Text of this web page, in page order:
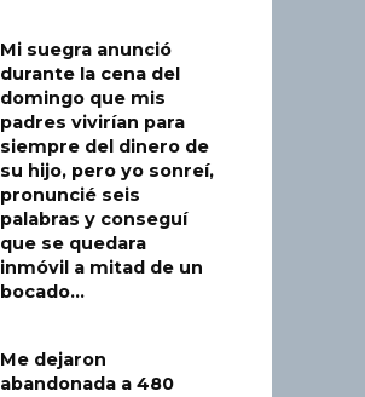
Mi suegra anunció
durante la cena del
domingo que mis
padres vivirían para
siempre del dinero de
su hijo, pero yo sonreí,
pronuncié seis
palabras y conseguí
que se quedara
inmóvil a mitad de un
bocado…
Me dejaron
abandonada a 480